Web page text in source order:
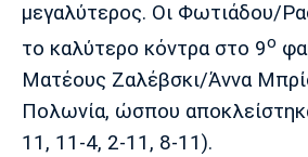
μεγαλύτερος. Οι Φωτιάδου/
το καλύτερο κόντρα στο 9ο
Ματέους Ζαλέβσκι/Άννα
Πολωνία, ώσπου
11, 11-4, 2-11, 8-11).